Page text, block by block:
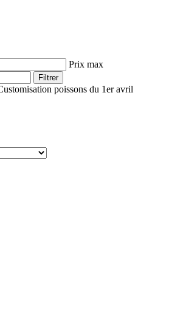
Prix max
Filtrer
poissons du 1er avril